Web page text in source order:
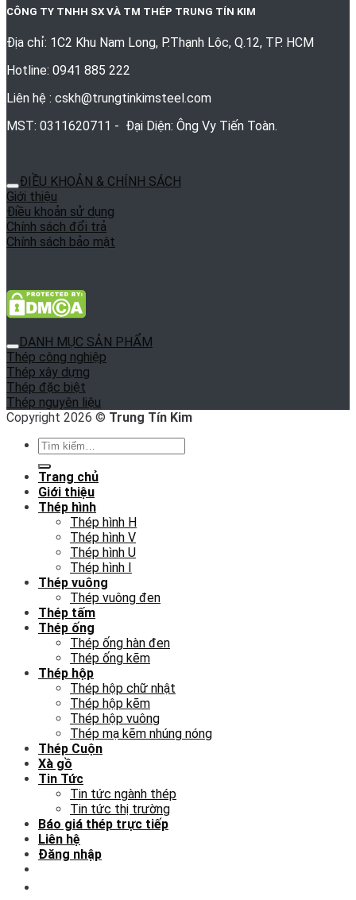
CÔNG TY TNHH SX VÀ TM THÉP TRUNG TÍN KIM
Địa chỉ: 1C2 Khu Nam Long, P.Thạnh Lộc, Q.12, TP. HCM
Hotline: 0941 885 222
Liên hệ : cskh@trungtinkimsteel.com
MST: 0311620711 - Đại Diện: Ông Vy Tiến Toàn.
ĐIỀU KHOẢN & CHÍNH SÁCH
Giới thiệu
Điều khoản sử dụng
Chính sách đổi trả
Chính sách bảo mật
DANH MỤC SẢN PHẨM
Thép công nghiệp
Thép xây dựng
Thép đặc biệt
Thép nguyên liệu
Copyright 2026 © Trung Tín Kim
Tìm
Trang chủ
Giới thiệu
Thép hình
Thép hình H
Thép hình V
Thép hình U
Thép hình I
Thép vuông
Thép vuông đen
Thép tấm
Thép ống
Thép ống hàn đen
Thép ống kẽm
Thép hộp
Thép hộp chữ nhật
Thép hộp kẽm
Thép hộp vuông
Thép mạ kẽm nhúng nóng
Thép Cuộn
Xà gồ
Tin Tức
Tin tức ngành thép
Tin tức thị trường
Báo giá thép trực tiếp
Liên hệ
Đăng nhập